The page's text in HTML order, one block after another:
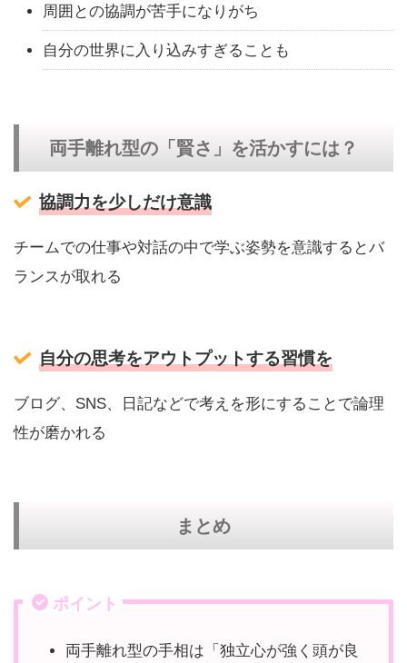
周囲との協調が苦手になりがち
自分の世界に入り込みすぎることも
両手離れ型の「賢さ」を活かすには？
協調力を少しだけ意識
チームでの仕事や対話の中で学ぶ姿勢を意識するとバ
ランスが取れる
自分の思考をアウトプットする習慣を
ブログ、SNS、日記などで考えを形にすることで論理
性が磨かれる
まとめ
ポイント
両手離れ型の手相は「独立心が強く頭が良